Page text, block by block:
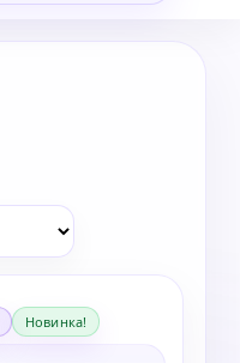
Новинка!